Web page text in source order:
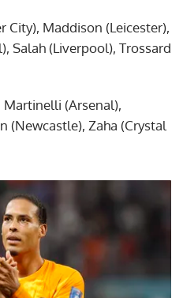
City), Maddison (Leicester),
Salah (Liverpool), Trossard
Martinelli (Arsenal),
(Newcastle), Zaha (Crystal